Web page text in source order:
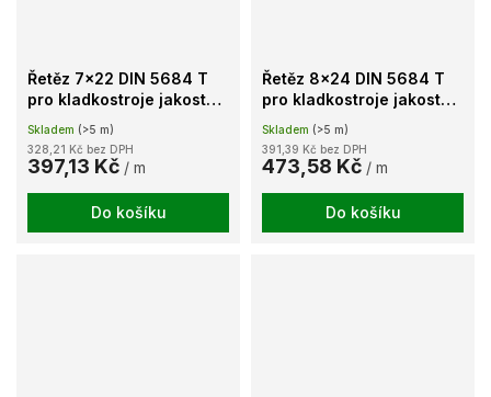
Řetěz 7x22 DIN 5684 T
pro kladkostroje jakost
80 galvanicky
pozinkovaný
Skladem (>5 m)
328,21 Kč bez DPH
397,13 Kč / m
Do košíku
Řetěz 8x24 DIN 5684 T
pro kladkostroje jakost
80 galvanicky
pozinkovaný
Skladem (>5 m)
391,39 Kč bez DPH
473,58 Kč / m
Do košíku